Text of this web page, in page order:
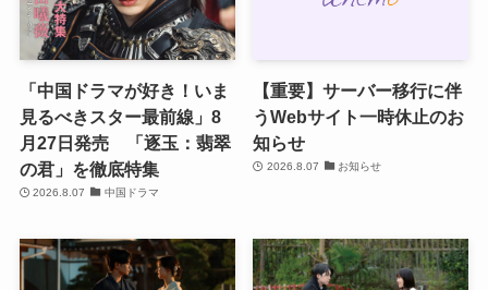
「中国ドラマが好き！いま
見るべきスター最前線」8
月27日発売 「逐玉：翡翠
の君」を徹底特集
2026.8.07 中国ドラマ
【重要】サーバー移行に伴
うWebサイト一時休止のお
知らせ
2026.8.07 お知らせ